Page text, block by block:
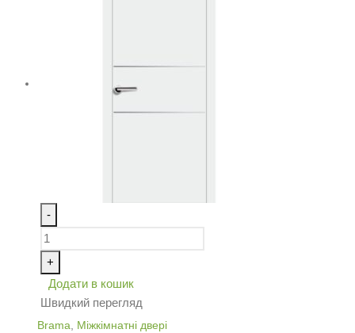
-
+
Додати в кошик
Швидкий перегляд
Brama Міжкімнатні двері